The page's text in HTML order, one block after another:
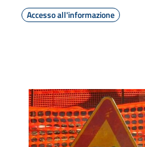
Accesso all'informazione